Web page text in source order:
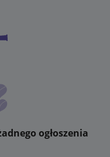
ogłoszenia